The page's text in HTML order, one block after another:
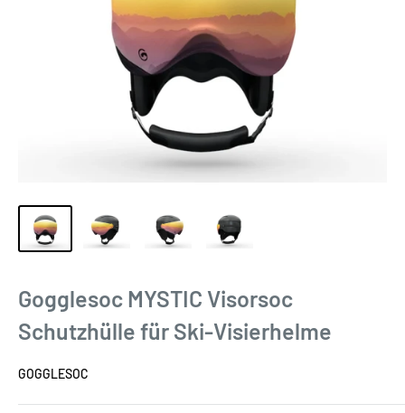
Gogglesoc MYSTIC Visorsoc
Schutzhülle für Ski-Visierhelme
GOGGLESOC